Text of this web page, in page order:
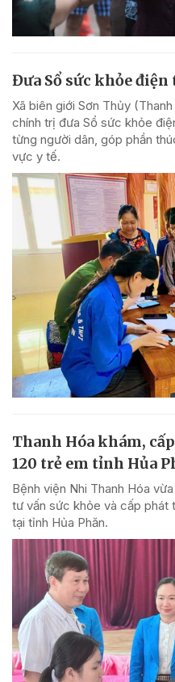
Đưa Sổ sức khỏe
Xã biên giới Sơn Thủy
chính trị đưa Sổ sức khỏe
từng người dân, góp phần
vực y tế.
Thanh Hóa khám,
120 trẻ em tỉnh Hủa
Bệnh viện Nhi Thanh Hóa
tư vấn sức khỏe và cấp phát
tại tỉnh Hủa Phăn.